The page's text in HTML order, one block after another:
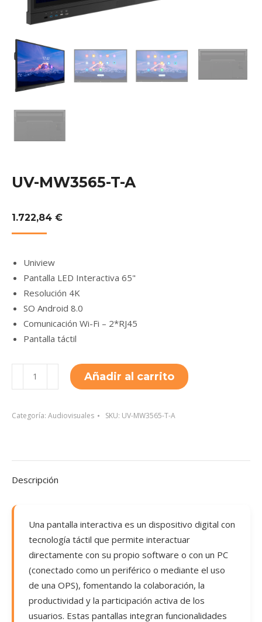
UV-MW3565-T-A
1.722,84 €
Uniview
Pantalla LED Interactiva 65"
Resolución 4K
SO Android 8.0
Comunicación Wi-Fi – 2*RJ45
Pantalla táctil
MW3565-
A
Añadir al carrito
Categoría: Audiovisuales SKU: UV-MW3565-T-A
Descripción
Una pantalla interactiva es un dispositivo digital con
tecnología táctil que permite interactuar
directamente con su propio software o con un PC
(conectado como un periférico o mediante el uso
de una OPS), fomentando la colaboración, la
productividad y la participación activa de los
usuarios. Estas pantallas integran funcionalidades